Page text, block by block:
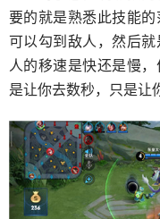
要的就是熟悉此技能
可以勾到敌人，然后
人的移速是快还是慢
是让你去数秒，只是让